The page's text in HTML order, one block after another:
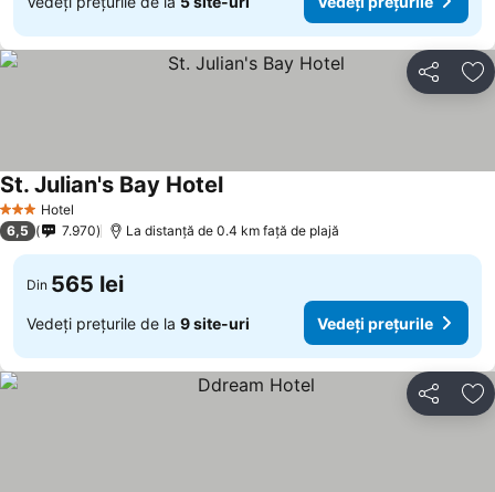
Distribuiți
3 SteleHotel
St. Julian's Bay Hotel
6,5 7.970 La distanță de 0.4 km față de plajă
Din 565 lei
Vedeți prețurile de la 9 site-uri Vedeți prețurile
Distribuiți